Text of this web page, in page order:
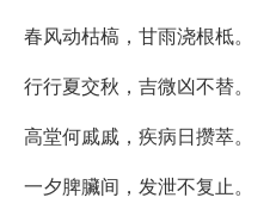
春风动枯槁，甘雨浇根柢。
行行夏交秋，吉微凶不替。
高堂何戚戚，疾病日攒萃。
一夕脾臟间，发泄不复止。